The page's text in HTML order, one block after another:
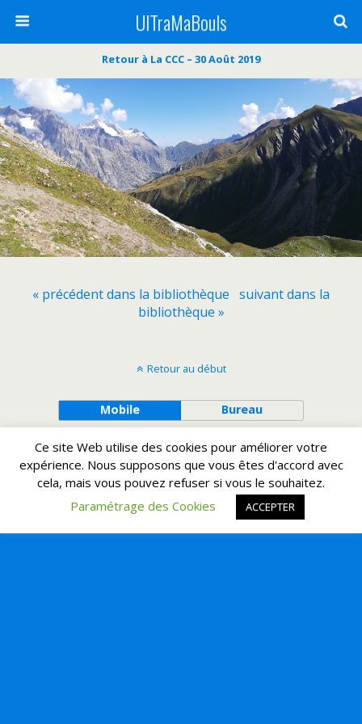
UlTraMaBouls
Retour à La CCC – 30 Août 2019
« précédent dans la bibliothèque suivant dans la
bibliothèque »
Retour au début
Mobile Bureau
Ce site Web utilise des cookies pour améliorer votre
expérience. Nous supposons que vous êtes d'accord avec
cela, mais vous pouvez refuser si vous le souhaitez.
Paramétrage des Cookies
ACCEPTER